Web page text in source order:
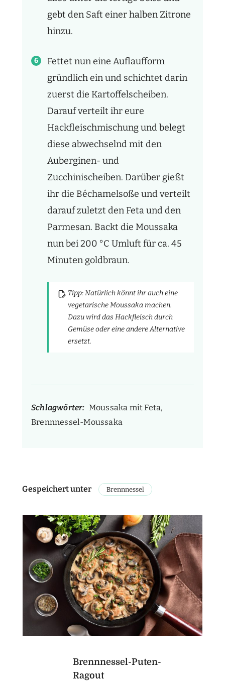
gebt den Saft einer halben Zitrone
hinzu.
Fettet nun eine Auflaufform
gründlich ein und schichtet darin
zuerst die Kartoffelscheiben.
Darauf verteilt ihr eure
Hackfleischmischung und belegt
diese abwechselnd mit den
Auberginen- und
Zucchinischeiben. Darüber gießt
ihr die Béchamelsoße und verteilt
darauf zuletzt den Feta und den
Parmesan. Backt die Moussaka
nun bei 200 °C Umluft für ca. 45
Minuten goldbraun.
Tipp: Natürlich könnt ihr auch eine
vegetarische Moussaka machen.
Dazu wird das Hackfleisch durch
Gemüse oder eine andere Alternative
ersetzt.
Schlagwörter: Moussaka mit Feta,
Brennnessel-Moussaka
Gespeichert unter Brennnessel
Brennnessel-Puten-
Ragout